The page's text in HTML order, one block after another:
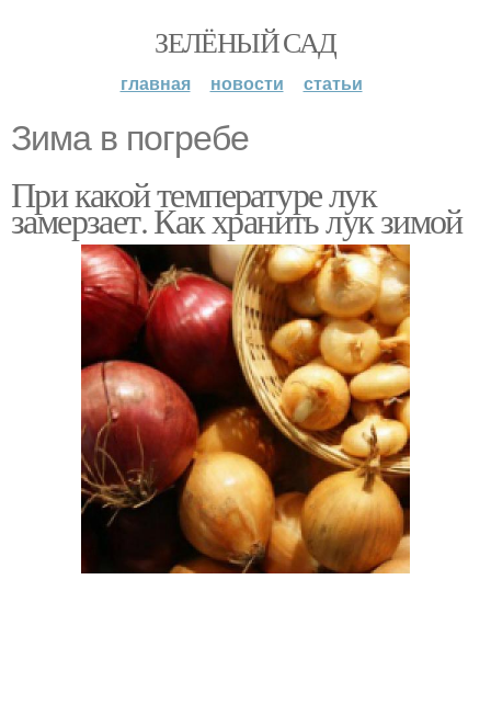
ЗЕЛЁНЫЙ САД
главная новости статьи
Зима в погребе
При какой температуре лук
замерзает. Как хранить лук зимой